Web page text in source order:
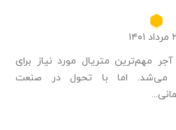
مهم‌ترین متریال مورد نیاز برای
می‌شد. اما با تحول در صنعت